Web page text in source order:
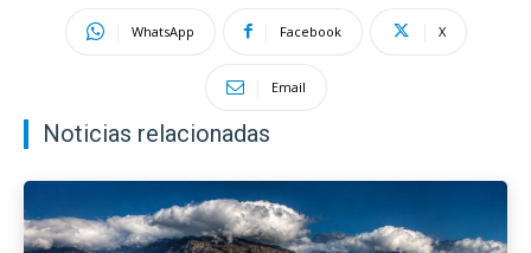
WhatsApp Facebook X
Email
Noticias relacionadas